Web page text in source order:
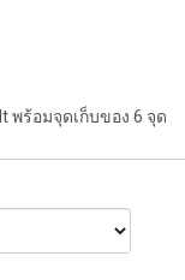
พร้อมจุดเก็บของ 6 จุด